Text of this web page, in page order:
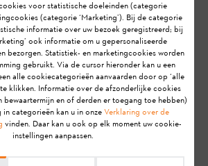
en
op steel
informatie over heggenscharen
op steel
voor statistische doeleinden (categorie
(categorie ‘Marketing’). Bij de categorie
informatie over uw bezoek geregistreerd; bij
ook informatie om u gepersonaliseerde
bezorgen. Statistiek- en marketingcookies worden
gebruikt. Via de cursor hieronder kan u een
alle cookiecategorieën aanvaarden door op ‘alle
klikken. Informatie over de afzonderlijke cookies
bewaartermijn en of derden er toegang toe hebben)
categorieën kan u in onzeVerklaring over de
vinden. Daar kan u ook op elk moment uw cookie-
instellingen aanpassen.